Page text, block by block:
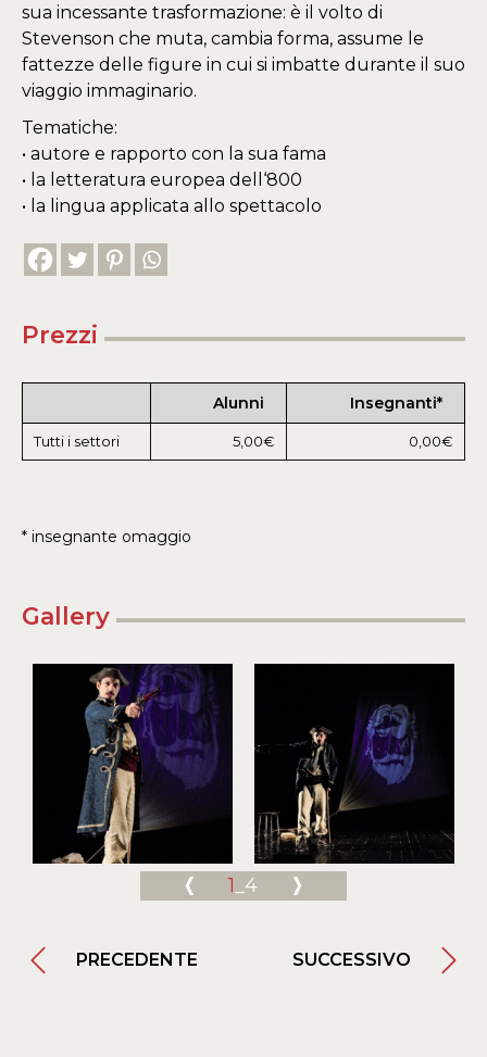
sua incessante trasformazione: è il volto di
Stevenson che muta, cambia forma, assume le
fattezze delle figure in cui si imbatte durante il suo
viaggio immaginario.
Tematiche:
• autore e rapporto con la sua fama
• la letteratura europea dell‘800
• la lingua applicata allo spettacolo
Prezzi
Alunni Insegnanti*
Tutti i settori 5,00€ 0,00€
* insegnante omaggio
Gallery
1 _4
PRECEDENTE SUCCESSIVO